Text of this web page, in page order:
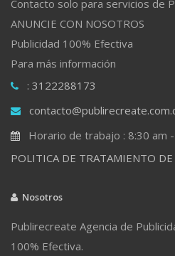
Contacto solo para servicios de
ANUNCIE CON NOSOTROS
Publicidad 100% Efectiva
Para más información
: 3122288173
Horario de trabajo : 8:30 am
POLITICA DE TRATAMIENTO DE
Nosotros
Publirecreate Agencia de
100% Efectiva.